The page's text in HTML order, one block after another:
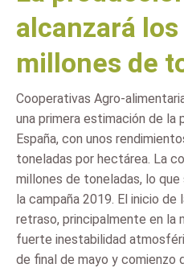
alcanzará
millones de
Cooperativas Agro-
una primera estimación de la
España, con unos
toneladas por hectárea. La
millones de toneladas, lo que
la campaña 2019. El inicio
retraso, principalmente en la
fuerte inestabilidad
de final de mayo y comienzo